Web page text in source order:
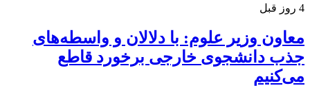
4 روز قبل
معاون وزیر علوم: با دلالان و واسطه‌های
جذب دانشجوی خارجی برخورد قاطع
می‌کنیم